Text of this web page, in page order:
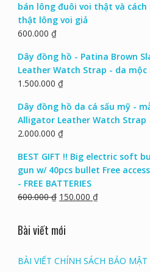
bán lông đuôi voi thật và cách
thật lông voi giả
600.000 ₫
Dây đồng hồ - Patina Brown
Leather Watch Strap - da
1.500.000 ₫
Dây đồng hồ da cá sấu mỹ -
Alligator Leather Watch Strap
2.000.000 ₫
BEST GIFT !! Big electric soft
gun w/ 40pcs bullet Free
- FREE BATTERIES
600.000₫ 150.000 ₫
Bài viết mới
BÀI VIẾT CHÍNH SÁCH BẢO MẬT